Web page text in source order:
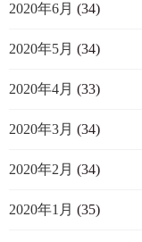
2020年6月 (34)
2020年5月 (34)
2020年4月 (33)
2020年3月 (34)
2020年2月 (34)
2020年1月 (35)